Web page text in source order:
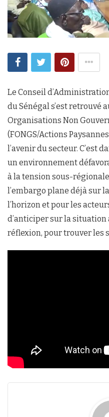
Le Conseil
du Sénégal s’est retrouvé
Organisations Non
(FONGS/Actions
l’avenir du secteur. C’est
un environnement
à la tension sous-
l’embargo plane déjà sur
l’horizon et pour les
d’anticiper sur la situation
réflexion, pour trouver les